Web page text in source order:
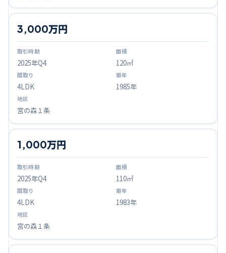
2025年Q4
3,000万円
120㎡
4LDK 1985年
宮の森１条
2025年Q4
1,000万円
110㎡
4LDK 1983年
宮の森１条